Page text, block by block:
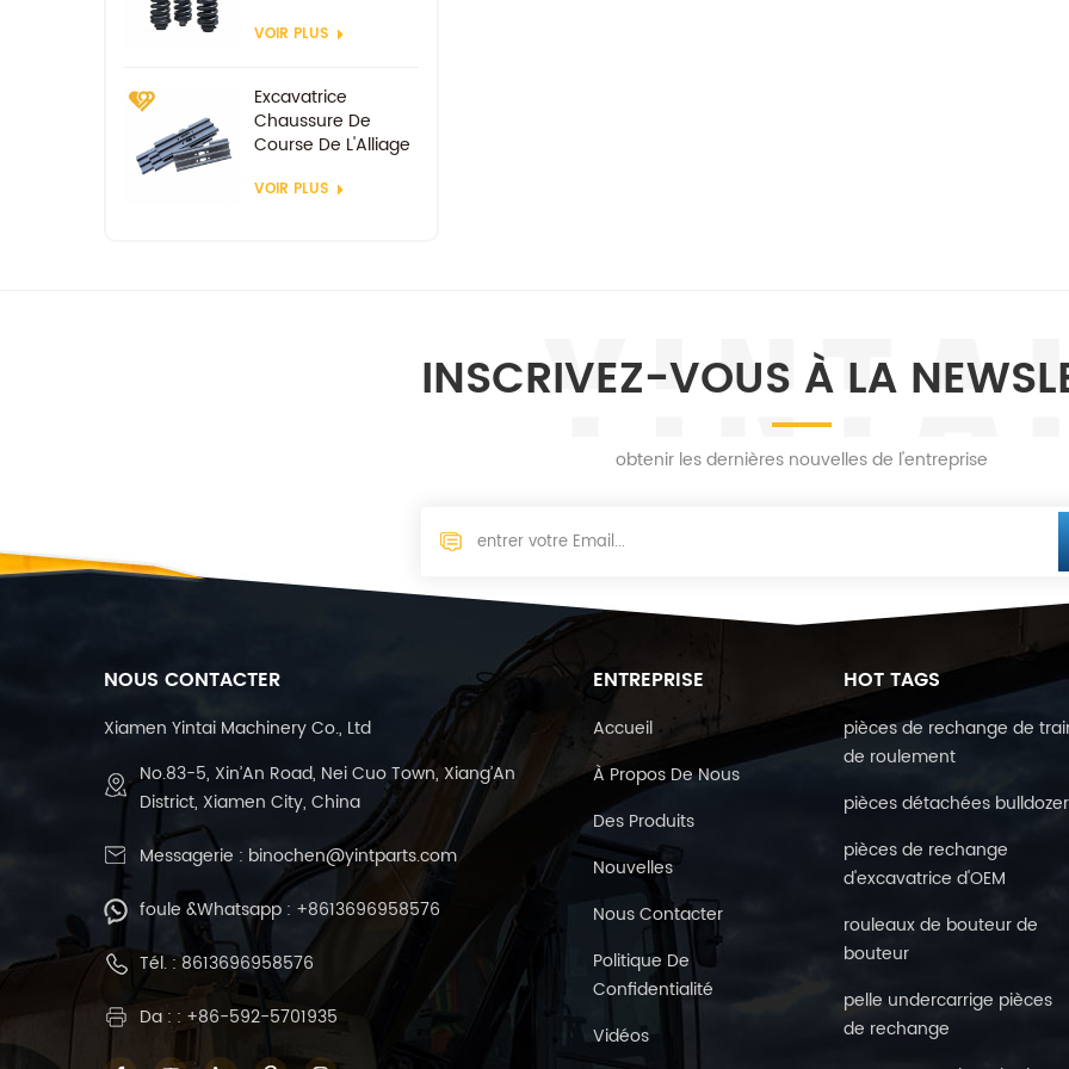
VOIR PLUS
Excavatrice
Chaussure De
Course De L'Alliage
Chenille
VOIR PLUS
INSCRIVEZ-VOUS À LA
obtenir les dernières nouvelles de l'entreprise
NOUS CONTACTER
Xiamen Yintai Machinery Co., Ltd
No.83-5, Xin’An Road, Nei Cuo Town, Xiang’An
District, Xiamen City, China
Messagerie : binochen@yintparts.com
foule &Whatsapp : +8613696958576
Tél. :8613696958576
Da : : +86-592-5701935
ENTREPRISE
Accueil
À Propos De Nous
Des Produits
Nouvelles
Nous Contacter
Politique De
Confidentialité
Vidéos
HOT TAGS
pièces de rechange de
de roulement
pièces détachées bulldozer
pièces de rechange
d'excavatrice d'OEM
rouleaux de bouteur de
bouteur
pelle undercarrige pièces
de rechange